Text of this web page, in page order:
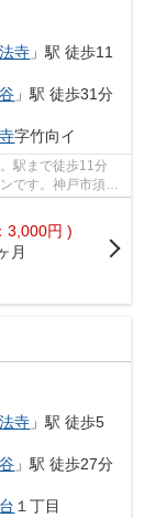
寺 」駅 徒歩11
」駅 徒歩31分
字竹向イ
駅まで徒歩11分
です。神戸市須磨
3,000円 )
月
寺 」駅 徒歩5
」駅 徒歩27分
１丁目